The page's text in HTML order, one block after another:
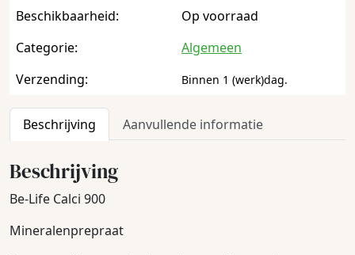
Beschikbaarheid:
Op voorraad
Categorie:
Algemeen
Verzending:
Binnen 1 (werk)dag.
Beschrijving Aanvullende informatie
Beschrijving
Be-Life Calci 900
Mineralenprepraat